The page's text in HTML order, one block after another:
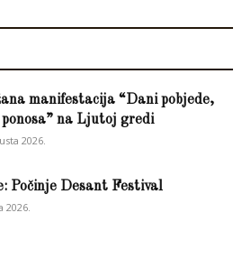
manifestacija “Dani pobjede,
na Ljutoj gredi
2026.
Počinje Desant Festival
2026.